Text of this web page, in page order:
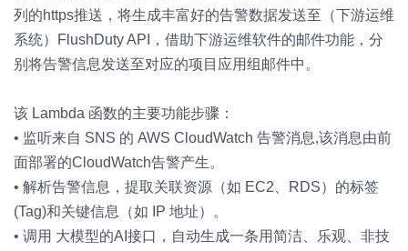
列的https推送，将生成丰富好的告警数据发送至（下游运维
系统）FlushDuty API，借助下游运维软件的邮件功能，分
别将告警信息发送至对应的项目应用组邮件中。
该 Lambda 函数的主要功能步骤：
• 监听来自 SNS 的 AWS CloudWatch 告警消息,该消息由前
面部署的CloudWatch告警产生。
• 解析告警信息，提取关联资源（如 EC2、RDS）的标签
(Tag)和关键信息（如 IP 地址）。
• 调用 大模型的AI接口，自动生成一条用简洁、乐观、非技